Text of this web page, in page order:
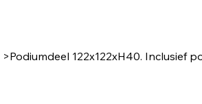
>Podiumdeel 122x122xH40. Inclusief